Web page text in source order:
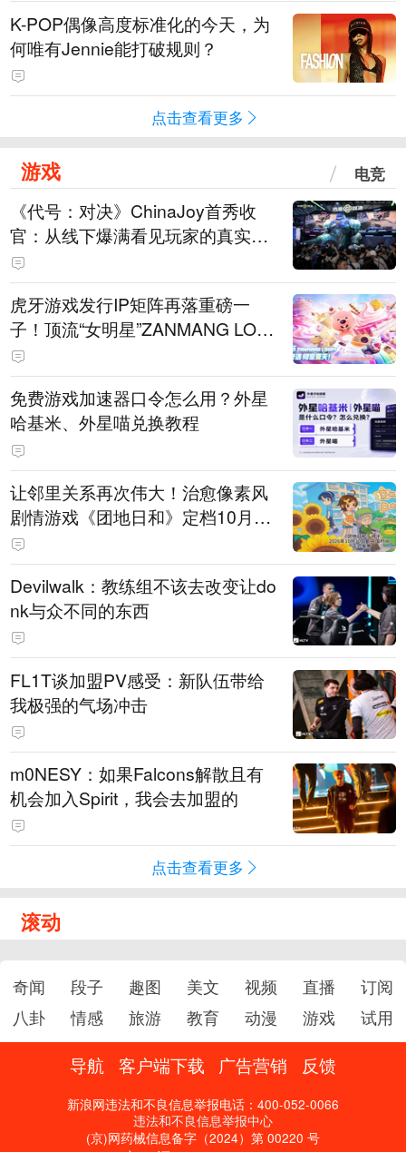
K-POP偶像高度标准化的今天，为
何唯有Jennie能打破规则？
点击查看更多
游戏 电竞
《代号：对决》ChinaJoy首秀收
官：从线下爆满看见玩家的真实期
待
虎牙游戏发行IP矩阵再落重磅一
子！顶流“女明星”ZANMANG LOO
PY 正版3D消除手游《消消奇遇》
惊喜曝光
免费游戏加速器口令怎么用？外星
哈基米、外星喵兑换教程
让邻里关系再次伟大！治愈像素风
剧情游戏《团地日和》定档10月30
日发售
Devilwalk：教练组不该去改变让do
nk与众不同的东西
FL1T谈加盟PV感受：新队伍带给
我极强的气场冲击
m0NESY：如果Falcons解散且有
机会加入Spirit，我会去加盟的
点击查看更多
滚动
奇闻 段子 趣图 美文 视频 直播
订阅
八卦
情感 旅游 教育 动漫 游戏 试用
导航 客户端下载 广告营销 反馈
新浪网违法和不良信息举报电话：400-052-0066
违法和不良信息举报中心
(京)网药械信息备字（2024）第 00220 号